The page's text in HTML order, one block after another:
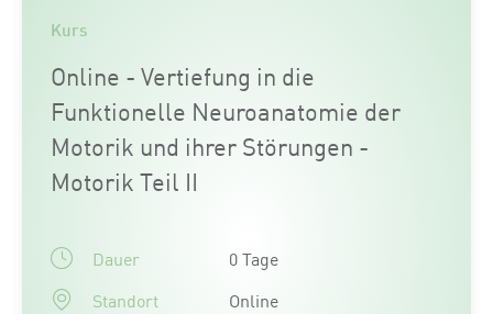
Kurs
Online - Vertiefung in die
Funktionelle Neuroanatomie der
Motorik und ihrer Störungen -
Motorik Teil II
Dauer
0 Tage
Standort
Online